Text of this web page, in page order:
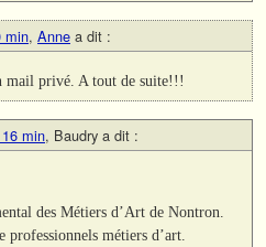
min, Anne a dit :
mail privé. A tout de suite!!!
min, Baudry a dit :
des Métiers d’Art de Nontron.
professionnels métiers d’art.